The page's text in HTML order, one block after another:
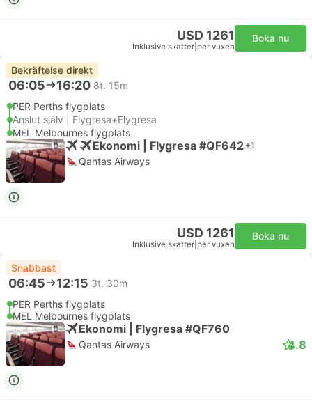
USD 1261
Inklusive skatter per vuxen
Boka nu
Bekräftelse direkt
06:05 16:20 8t. 15m
PER Perths flygplats
Anslut själv | Flygresa+Flygresa
MEL Melbournes flygplats
Ekonomi | Flygresa #QF642 +1
Qantas Airways
USD 1261
Inklusive skatter per vuxen
Boka nu
Snabbast
06:45 12:15 3t. 30m
PER Perths flygplats
MEL Melbournes flygplats
Ekonomi | Flygresa #QF760
Qantas Airways 4.8